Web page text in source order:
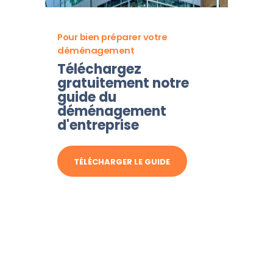
Pour bien préparer votre
déménagement
Téléchargez
gratuitement notre
guide du
déménagement
d'entreprise
TÉLÉCHARGER LE GUIDE